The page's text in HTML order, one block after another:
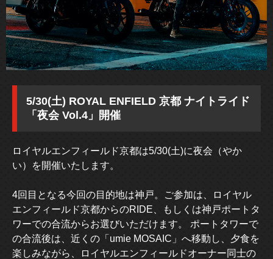
5/30(土) ROYAL ENFIELD 京都 ナイトライド
「夜会 Vol.4」開催
ロイヤルエンフィールド京都は5/30(土)に夜会（やか
い）を開催いたします。
4回目となる今回の目的地は神戸。ご参加は、ロイヤル
エンフィールド京都からのRIDE、もしくは神戸ポートタ
ワーでの合流からお選びいただけます。 ポートタワーで
の合流後は、近くの「umie MOSAIC」へ移動し、夕食を
楽しみながら、ロイヤルエンフィールドオーナー同士の